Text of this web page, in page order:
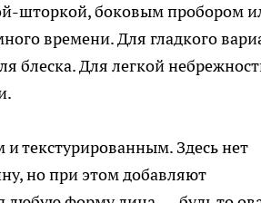
шторкой, боковым пробором
времени. Для гладкого
блеска. Для легкой
текстурированным. Здесь нет
но при этом добавляют